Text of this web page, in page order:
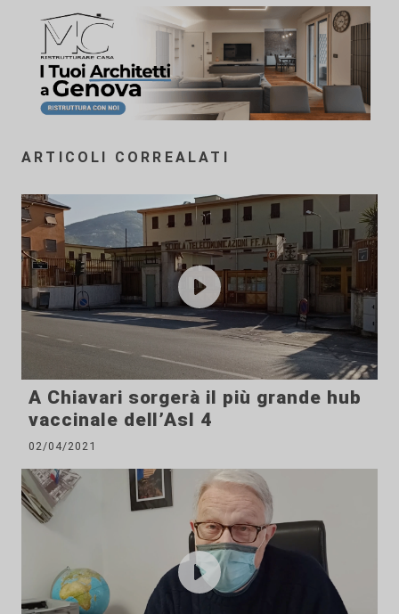
ARTICOLI CORREALATI
A Chiavari sorgerà il più grande hub
vaccinale dell’Asl 4
02/04/2021